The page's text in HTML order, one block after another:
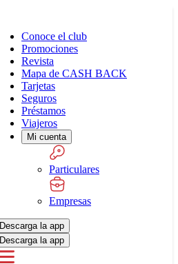
Conoce el club
Promociones
Revista
Mapa de CASH BACK
Tarjetas
Seguros
Préstamos
Viajeros
Mi cuenta
Particulares
Empresas
Descarga la app
Descarga la app